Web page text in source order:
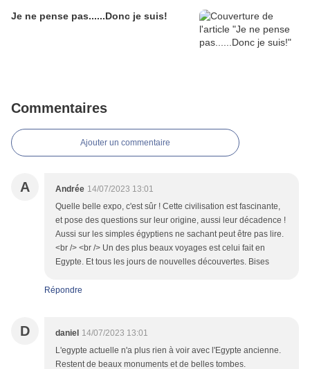
Je ne pense pas......Donc je suis!
Commentaires
Ajouter un commentaire
A Andrée 14/07/2023 13:01
Quelle belle expo, c'est sûr ! Cette civilisation est fascinante,
et pose des questions sur leur origine, aussi leur décadence !
Aussi sur les simples égyptiens ne sachant peut être pas lire.
<br /> <br /> Un des plus beaux voyages est celui fait en
Egypte. Et tous les jours de nouvelles découvertes. Bises
Répondre
D daniel 14/07/2023 13:01
L'egypte actuelle n'a plus rien à voir avec l'Egypte ancienne.
Restent de beaux monuments et de belles tombes.